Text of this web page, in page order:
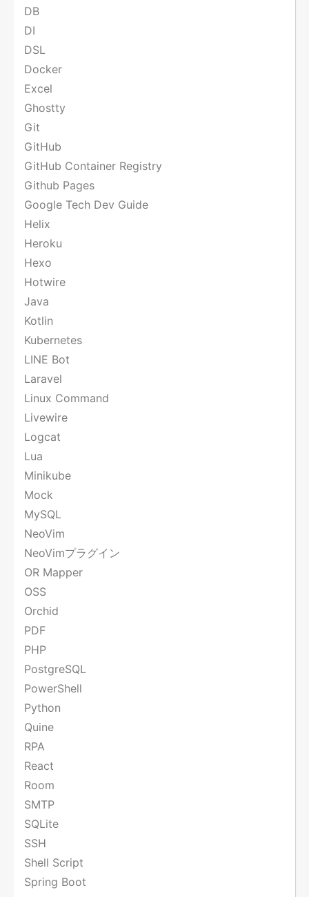
DB
DI
DSL
Docker
Excel
Ghostty
Git
GitHub
GitHub Container Registry
Github Pages
Google Tech Dev Guide
Helix
Heroku
Hexo
Hotwire
Java
Kotlin
Kubernetes
LINE Bot
Laravel
Linux Command
Livewire
Logcat
Lua
Minikube
Mock
MySQL
NeoVim
NeoVimプラグイン
OR Mapper
OSS
Orchid
PDF
PHP
PostgreSQL
PowerShell
Python
Quine
RPA
React
Room
SMTP
SQLite
SSH
Shell Script
Spring Boot